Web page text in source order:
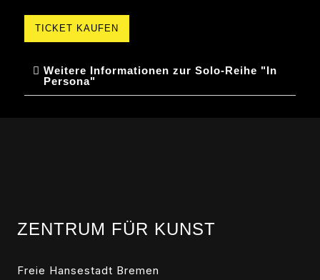
TICKET KAUFEN
Weitere Informationen zur Solo-Reihe "In
Persona"
ZENTRUM FÜR KUNST
Freie Hansestadt Bremen